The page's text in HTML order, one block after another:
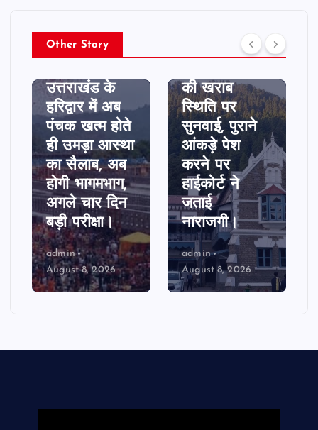
Other Story
उत्तराखण्ड
उत्तराखंड के
हरिद्वार में अब
पंचक खत्म होते
ही उमड़ा आस्था
का सैलाब, अब
होगी भागमभाग,
अगले चार दिन
बड़ी परीक्षा।
admin
August 8, 2026
उत्तराखंड के
की खराब
स्थिति पर
सुनवाई, पुराने
आंकड़े पेश
करने पर
हाईकोर्ट ने
जताई
नाराजगी।
admin
August 8, 2026